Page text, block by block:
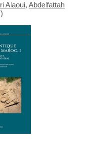
Alaoui,Abdelfattah